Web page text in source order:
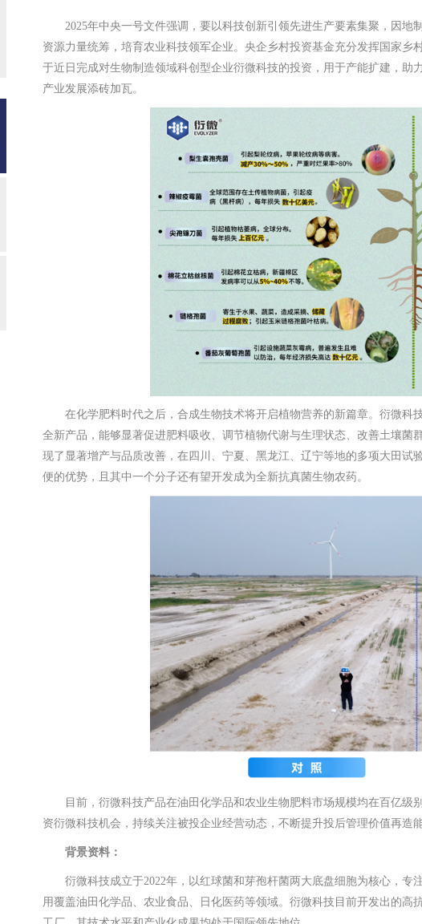
2025年中央一号文件强调，要以科技创新引领先进生产要素集聚，因
资源力量统筹，培育农业科技领军企业。央企乡村投资基金充分发挥国家乡
于近日完成对生物制造领域科创型企业衍微科技的投资，用于产能扩建，
产业发展添砖加瓦。
在化学肥料时代之后，合成生物技术将开启植物营养的新篇章。衍微
全新产品，能够显著促进肥料吸收、调节植物代谢与生理状态、改善土壤菌
现了显著增产与品质改善，在四川、宁夏、黑龙江、辽宁等地的多项大田
便的优势，且其中一个分子还有望开发成为全新抗真菌生物农药。
目前，衍微科技产品在油田化学品和农业生物肥料市场规模均在百亿
资衍微科技机会，持续关注被投企业经营动态，不断提升投后管理价值再造
背景资料：
衍微科技成立于2022年，以红球菌和芽孢杆菌两大底盘细胞为核心，
用覆盖油田化学品、农业食品、日化医药等领域。衍微科技目前开发出的